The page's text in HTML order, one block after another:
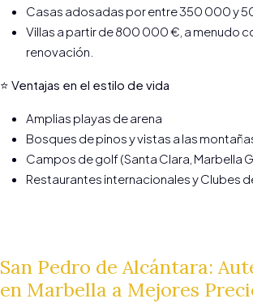
Casas adosadas por entre 350 000 y
Villas a partir de 800 000 €, a menudo
renovación.
⭐ Ventajas en el estilo de vida
Amplias playas de arena
Bosques de pinos y vistas a las
Campos de golf (Santa Clara, Marbella
Restaurantes internacionales y Clubes
San Pedro de Alcántara:
en Marbella a Mejores